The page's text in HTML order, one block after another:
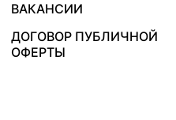
ВАКАНСИИ
ДОГОВОР ПУБЛИЧНОЙ
ОФЕРТЫ